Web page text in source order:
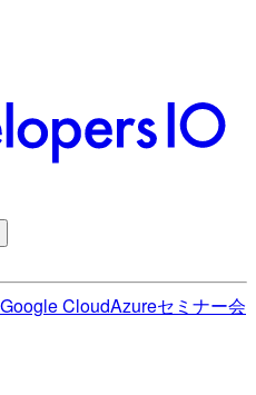
Google CloudAzureセミナー会